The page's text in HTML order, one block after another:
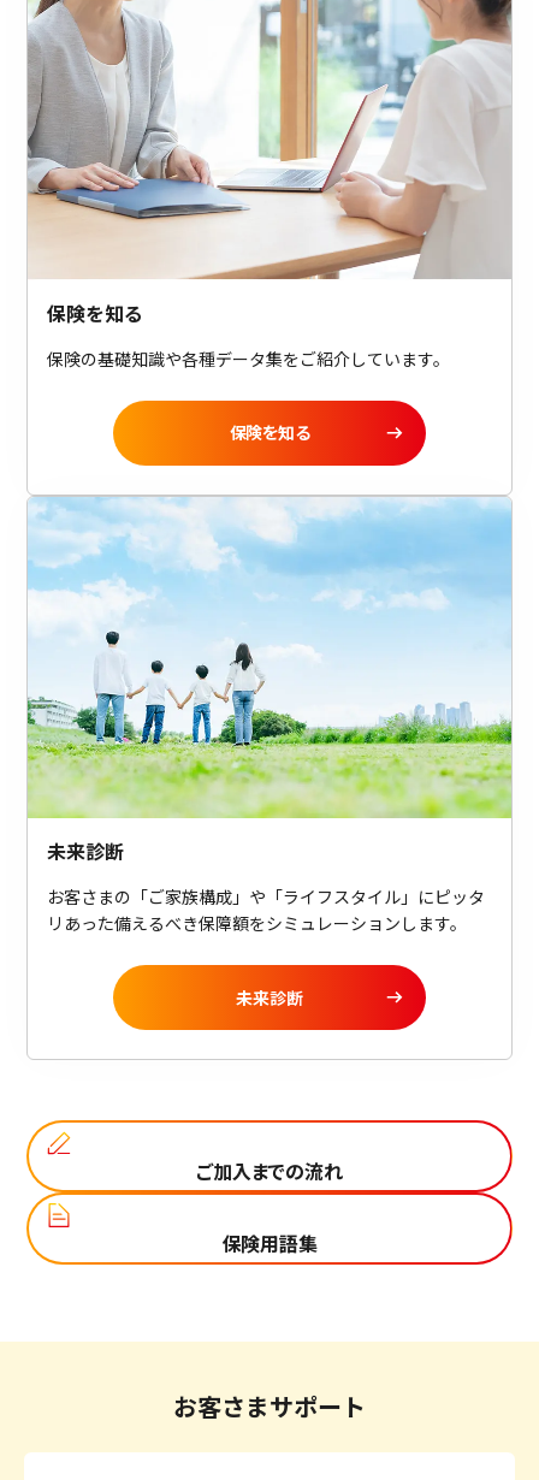
保険を知る
保険の基礎知識や各種データ集をご紹介しています。
保険を知る
未来診断
お客さまの「ご家族構成」や「ライフスタイル」にピッタ
リあった備えるべき保障額をシミュレーションします。
未来診断
ご加入までの流れ
保険用語集
お客さまサポート